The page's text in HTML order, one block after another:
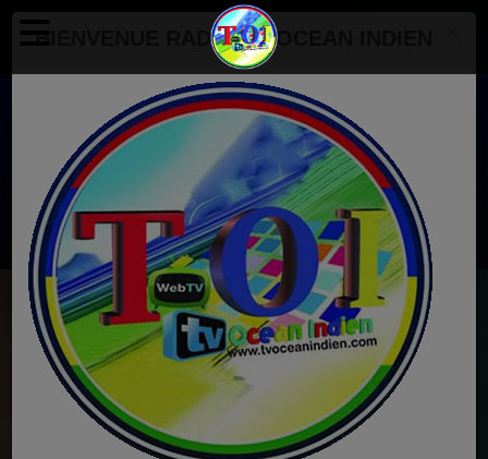
Radio Tv Ocean Indien
EN CE MOMENT
Mohammed Rafi
Aap Ke Pehloo Main Aakar Ro Liye
Ecoutez maintenant
BIENVENUE RADIO TV OCEAN INDIEN